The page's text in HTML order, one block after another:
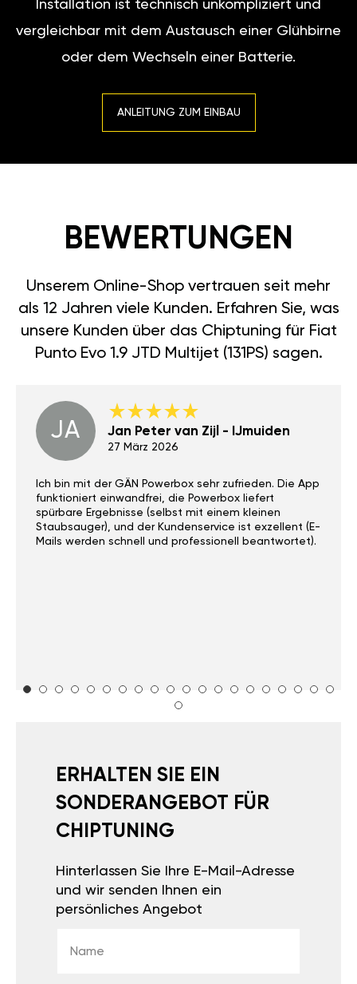
Installation ist technisch unkompliziert und
vergleichbar mit dem Austausch einer Glühbirne
oder dem Wechseln einer Batterie.
ANLEITUNG ZUM EINBAU
BEWERTUNGEN
Unserem Online-Shop vertrauen seit mehr
als 12 Jahren viele Kunden. Erfahren Sie, was
unsere Kunden über das Chiptuning für Fiat
Punto Evo 1.9 JTD Multijet (131PS) sagen.
JA Jan Peter van Zijl - IJmuiden
27 März 2026
Ich bin mit der GÄN Powerbox sehr zufrieden. Die App
funktioniert einwandfrei, die Powerbox liefert
spürbare Ergebnisse (selbst mit einem kleinen
Staubsauger), und der Kundenservice ist exzellent (E-
Mails werden schnell und professionell beantwortet).
ERHALTEN SIE EIN
SONDERANGEBOT FÜR
CHIPTUNING
Hinterlassen Sie Ihre E-Mail-Adresse
und wir senden Ihnen ein
persönliches Angebot